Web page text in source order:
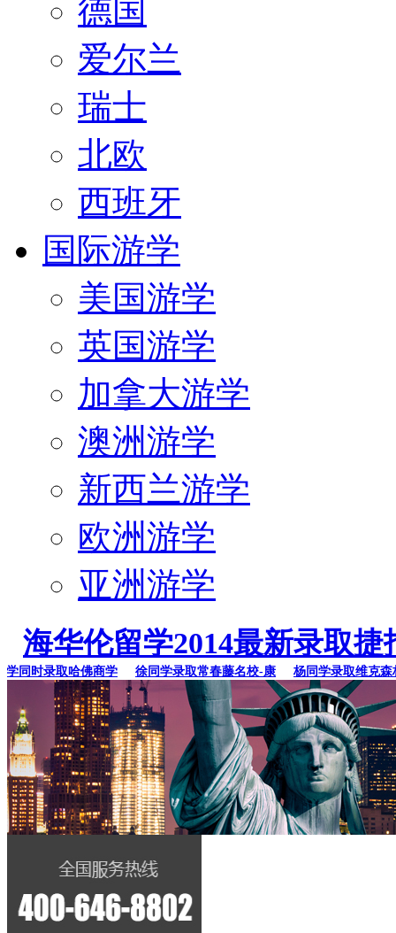
德国
爱尔兰
瑞士
北欧
西班牙
国际游学
美国游学
英国游学
加拿大游学
澳洲游学
新西兰游学
欧洲游学
亚洲游学
海华伦留学2014最新录取捷
时录取哈佛商学 徐同学录取常春藤名校-康 杨同学录取维克森林